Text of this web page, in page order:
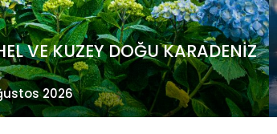
İLE ARKTİK NORVEÇ -
Dairesi’nde Gezi
2026